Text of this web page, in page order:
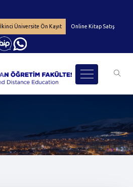
İkinci Üniversite Ön Kayıt Online Kitap Satış